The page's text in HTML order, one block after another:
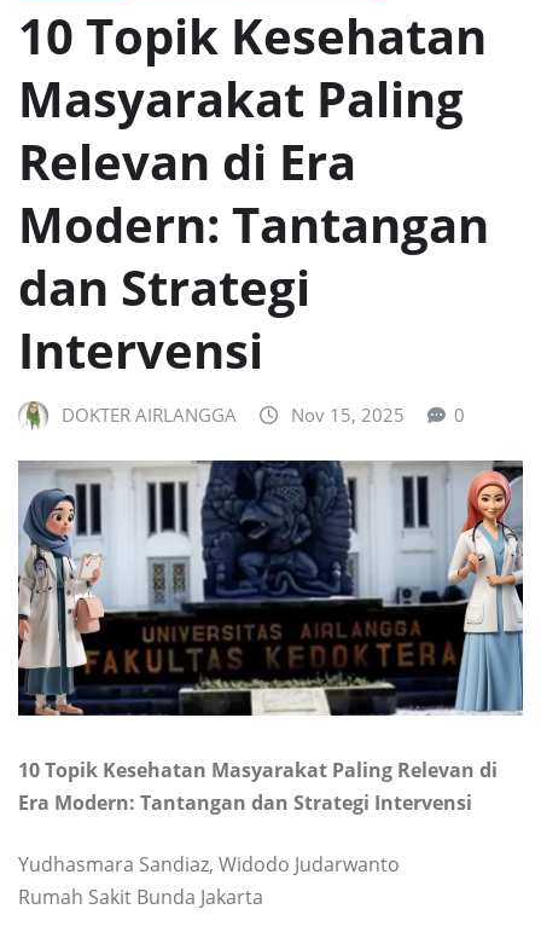
10 Topik Kesehatan
Masyarakat Paling
Relevan di Era
Modern: Tantangan
dan Strategi
Intervensi
DOKTER AIRLANGGA Nov 15, 2025 0
10 Topik Kesehatan Masyarakat Paling Relevan di
Era Modern: Tantangan dan Strategi Intervensi
Yudhasmara Sandiaz, Widodo Judarwanto
Rumah Sakit Bunda Jakarta